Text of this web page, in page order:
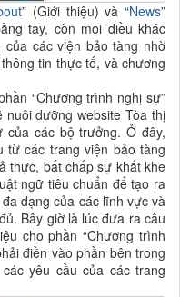
” (Giới thiệu) và “News”
tay, còn mọi điều khác
các viện bảo tàng nhờ
tin thực tế, và chương
“Chương trình nghị sự”
dưỡng website Tòa thị
các bộ trưởng. Ở đây,
từ các trang viện bảo tàng
thực, bất chấp sự khắt khe
ngữ tiêu chuẩn để tạo ra
dạng của các lĩnh vực và
Bây giờ là lúc đưa ra câu
cho phần “Chương trình
điền vào phần bên trong
yêu cầu của các trang